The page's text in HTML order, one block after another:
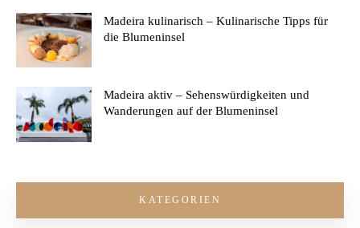
Madeira kulinarisch – Kulinarische Tipps für
die Blumeninsel
Madeira aktiv – Sehenswürdigkeiten und
Wanderungen auf der Blumeninsel
KATEGORIEN